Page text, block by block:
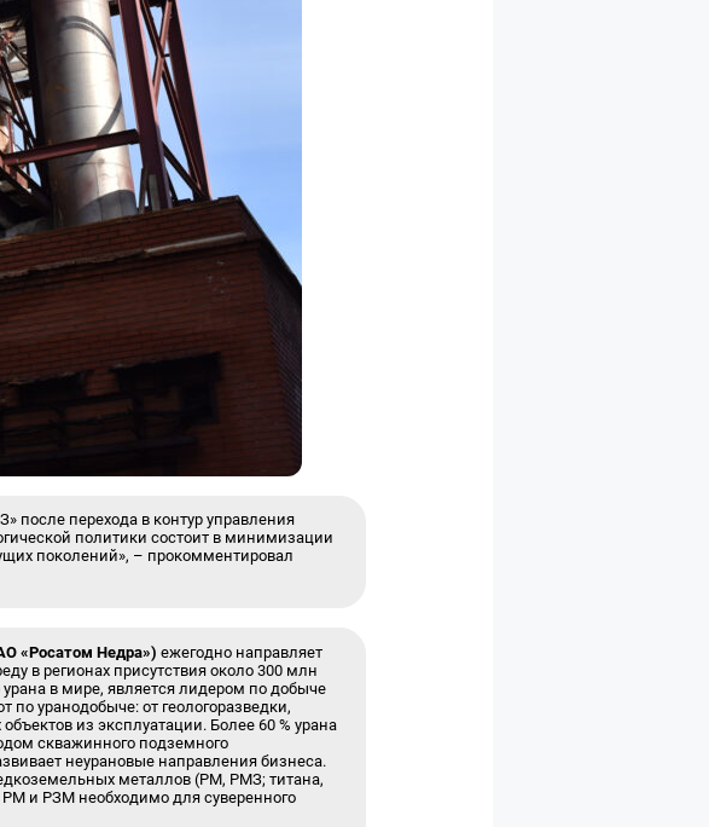
после перехода в контур управления
политики состоит в минимизации
поколений», – прокомментировал
«Росатом Недра») ежегодно направляет
в регионах присутствия около 300 млн
в мире, является лидером по добыче
уранодобыче: от геологоразведки,
из эксплуатации. Более 60 % урана
скважинного подземного
неурановые направления бизнеса.
металлов (РМ, РМЗ; титана,
и РЗМ необходимо для суверенного